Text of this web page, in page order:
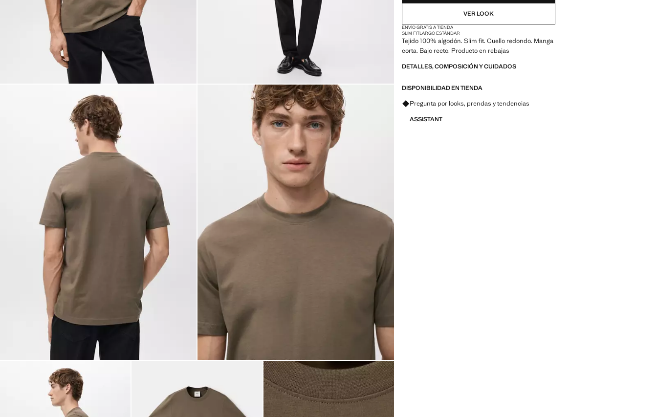
VER LOOK
ENVÍO GRATIS A TIENDA
SLIM FITLARGO ESTÁNDAR
Tejido 100% algodón. Slim fit. Cuello redondo. Manga
corta. Bajo recto. Producto en rebajas
DETALLES, COMPOSICIÓN Y CUIDADOS
DISPONIBILIDAD EN TIENDA
Pregunta por looks, prendas y tendencias
ASSISTANT